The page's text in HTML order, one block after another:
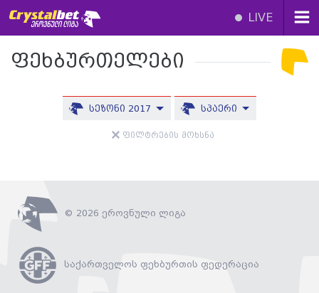
LIVE
ფეხბურთელები
სეზონი 2017 სპაერი
ფილტრების მოხსნა
© 2026 ეროვნული ლიგა
საქართველოს ფეხბურთის ფედერაცია